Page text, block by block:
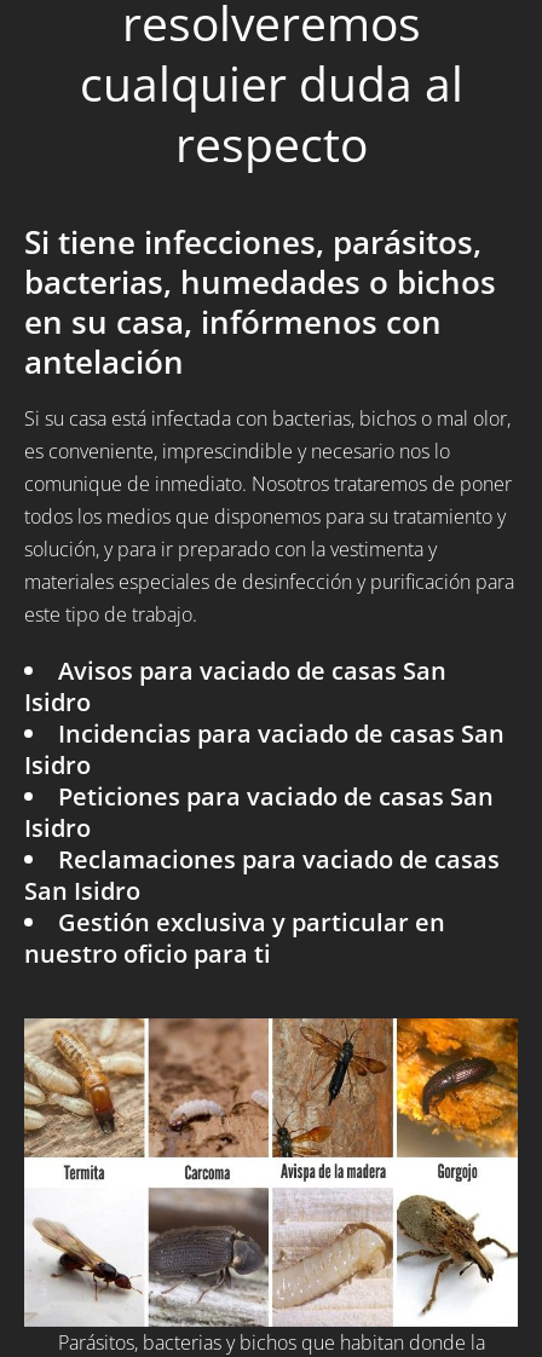
resolveremos
cualquier duda al
respecto
Si tiene infecciones, parásitos,
bacterias, humedades o bichos
en su casa, infórmenos con
antelación
Si su casa está infectada con bacterias, bichos o mal olor,
es conveniente, imprescindible y necesario nos lo
comunique de inmediato. Nosotros trataremos de poner
todos los medios que disponemos para su tratamiento y
solución, y para ir preparado con la vestimenta y
materiales especiales de desinfección y purificación para
este tipo de trabajo.
Avisos para vaciado de casas San
Isidro
Incidencias para vaciado de casas San
Isidro
Peticiones para vaciado de casas San
Isidro
Reclamaciones para vaciado de casas
San Isidro
Gestión exclusiva y particular en
nuestro oficio para ti
Parásitos, bacterias y bichos que habitan donde la